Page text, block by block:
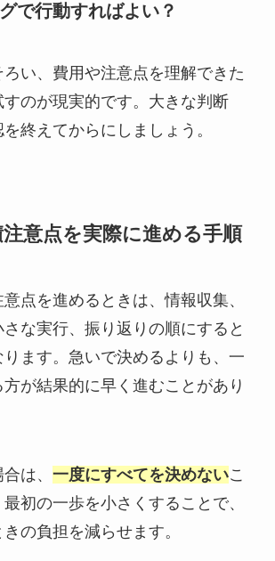
で行動すればよい？
い、費用や注意点を理解できた
のが現実的です。大きな判断
終えてからにしましょう。
意点を実際に進める手順
点を進めるときは、情報収集、
な実行、振り返りの順にすると
ます。急いで決めるよりも、一
が結果的に早く進むことがあり
は、 一度にすべてを決めないこ
初の一歩を小さくすることで、
の負担を減らせます。